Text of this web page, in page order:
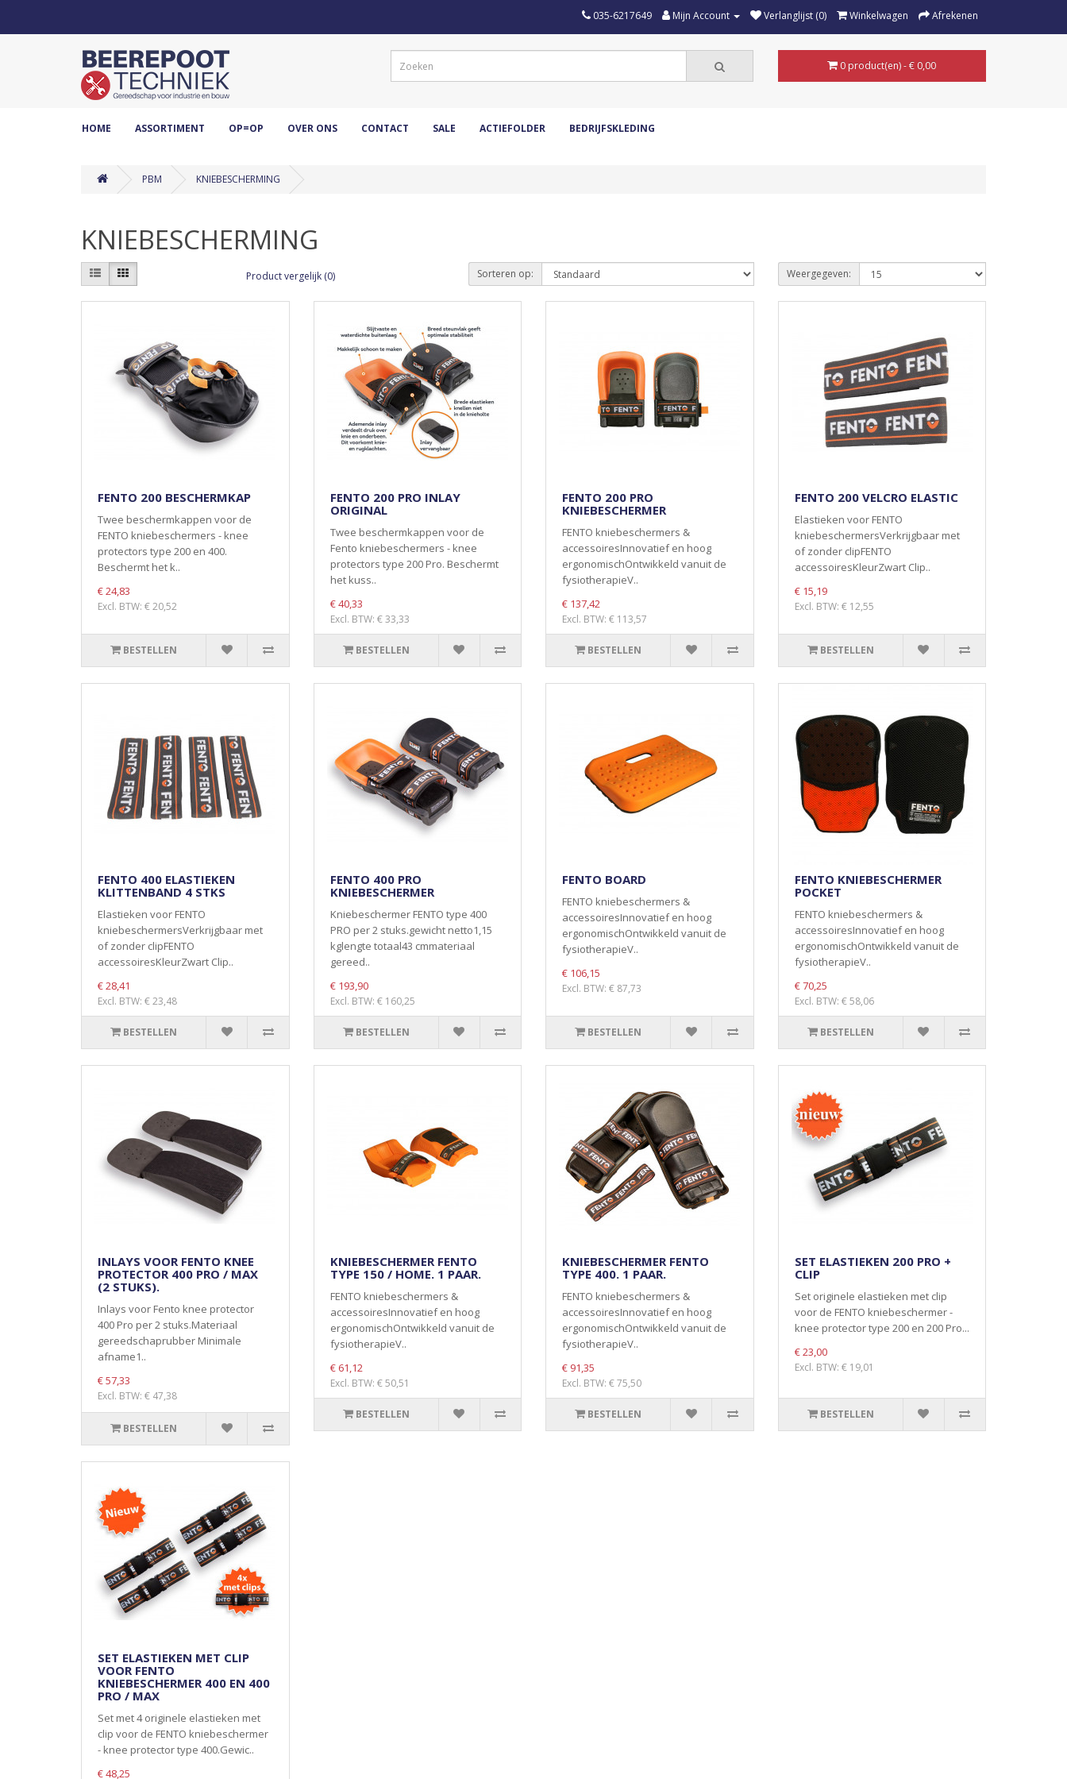
035-6217649 Mijn Account Verlanglijst (0) Winkelwagen Afrekenen
0 product(en) - € 0,00
HOME ASSORTIMENT OP=OP OVER ONS CONTACT SALE ACTIEFOLDER BEDRIJFSKLEDING
PBM KNIEBESCHERMING
KNIEBESCHERMING
Product vergelijk (0) Sorteren op: Weergegeven:
FENTO 200 BESCHERMKAP
Twee beschermkappen voor de
FENTO kniebeschermers - knee
protectors type 200 en 400.
Beschermt het k..
€ 24,83
Excl. BTW: € 20,52
BESTELLEN
FENTO 200 PRO INLAY
ORIGINAL
Twee beschermkappen voor de
Fento kniebeschermers - knee
protectors type 200 Pro. Beschermt
het kuss..
€ 40,33
Excl. BTW: € 33,33
BESTELLEN
FENTO 200 PRO
KNIEBESCHERMER
FENTO kniebeschermers &
accessoiresInnovatief en hoog
ergonomischOntwikkeld vanuit de
fysiotherapieV..
€ 137,42
Excl. BTW: € 113,57
BESTELLEN
FENTO 200 VELCRO ELASTIC
Elastieken voor FENTO
kniebeschermersVerkrijgbaar met
of zonder clipFENTO
accessoiresKleurZwart Clip..
€ 15,19
Excl. BTW: € 12,55
BESTELLEN
FENTO 400 ELASTIEKEN
KLITTENBAND 4 STKS
Elastieken voor FENTO
kniebeschermersVerkrijgbaar met
of zonder clipFENTO
accessoiresKleurZwart Clip..
€ 28,41
Excl. BTW: € 23,48
BESTELLEN
FENTO 400 PRO
KNIEBESCHERMER
Kniebeschermer FENTO type 400
PRO per 2 stuks.gewicht netto1,15
kglengte totaal43 cmmateriaal
gereed..
€ 193,90
Excl. BTW: € 160,25
BESTELLEN
FENTO BOARD
FENTO kniebeschermers &
accessoiresInnovatief en hoog
ergonomischOntwikkeld vanuit de
fysiotherapieV..
€ 106,15
Excl. BTW: € 87,73
BESTELLEN
FENTO KNIEBESCHERMER
POCKET
FENTO kniebeschermers &
accessoiresInnovatief en hoog
ergonomischOntwikkeld vanuit de
fysiotherapieV..
€ 70,25
Excl. BTW: € 58,06
BESTELLEN
INLAYS VOOR FENTO KNEE
PROTECTOR 400 PRO / MAX
(2 STUKS).
Inlays voor Fento knee protector
400 Pro per 2 stuks.Materiaal
gereedschaprubber Minimale
afname1..
€ 57,33
Excl. BTW: € 47,38
BESTELLEN
KNIEBESCHERMER FENTO
TYPE 150 / HOME. 1 PAAR.
FENTO kniebeschermers &
accessoiresInnovatief en hoog
ergonomischOntwikkeld vanuit de
fysiotherapieV..
€ 61,12
Excl. BTW: € 50,51
BESTELLEN
KNIEBESCHERMER FENTO
TYPE 400. 1 PAAR.
FENTO kniebeschermers &
accessoiresInnovatief en hoog
ergonomischOntwikkeld vanuit de
fysiotherapieV..
€ 91,35
Excl. BTW: € 75,50
BESTELLEN
SET ELASTIEKEN 200 PRO +
CLIP
Set originele elastieken met clip
voor de FENTO kniebeschermer -
knee protector type 200 en 200 Pro...
€ 23,00
Excl. BTW: € 19,01
BESTELLEN
SET ELASTIEKEN MET CLIP
VOOR FENTO
KNIEBESCHERMER 400 EN 400
PRO / MAX
Set met 4 originele elastieken met
clip voor de FENTO kniebeschermer
- knee protector type 400.Gewic..
€ 48,25